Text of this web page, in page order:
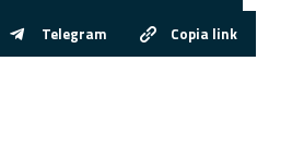
Telegram Copia link